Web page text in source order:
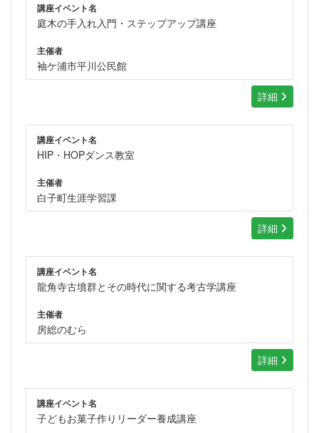
講座イベント名
庭木の手入れ入門・ステップアップ講座
主催者
袖ケ浦市平川公民館
詳細
講座イベント名
HIP・HOPダンス教室
主催者
白子町生涯学習課
詳細
講座イベント名
龍角寺古墳群とその時代に関する考古学講座
主催者
房総のむら
詳細
講座イベント名
子どもお菓子作りリーダー養成講座